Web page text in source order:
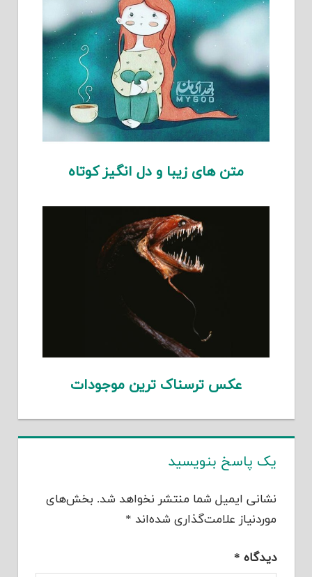
متن های زیبا و دل انگیز کوتاه
عکس ترسناک ترین موجودات
یک پاسخ بنویسید
نشانی ایمیل شما منتشر نخواهد شد. بخش‌های
موردنیاز علامت‌گذاری شده‌اند *
دیدگاه *